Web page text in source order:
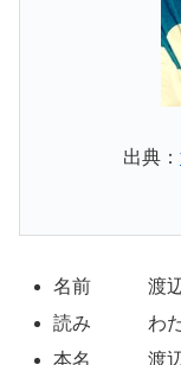
出典：
名前 渡
読み わた
本名 渡